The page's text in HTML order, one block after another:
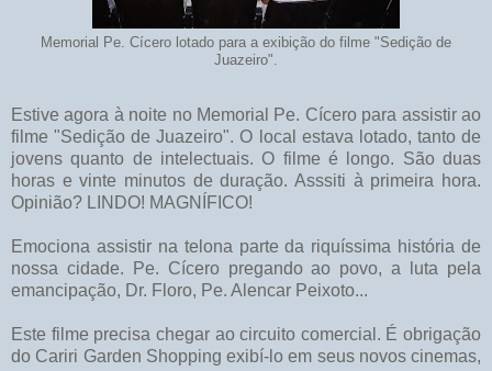
Memorial Pe. Cícero lotado para a exibição do filme "Sedição de
Juazeiro".
Estive agora à noite no Memorial Pe. Cícero para assistir ao
filme "Sedição de Juazeiro". O local estava lotado, tanto de
jovens quanto de intelectuais. O filme é longo. São duas
horas e vinte minutos de duração. Asssiti à primeira hora.
Opinião? LINDO! MAGNÍFICO!
Emociona assistir na telona parte da riquíssima história de
nossa cidade. Pe. Cícero pregando ao povo, a luta pela
emancipação, Dr. Floro, Pe. Alencar Peixoto...
Este filme precisa chegar ao circuito comercial. É obrigação
do Cariri Garden Shopping exibí-lo em seus novos cinemas,